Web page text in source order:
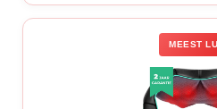
MEEST